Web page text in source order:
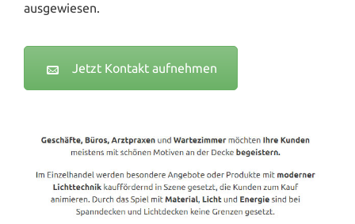
ausgewiesen.
Jetzt Kontakt aufnehmen